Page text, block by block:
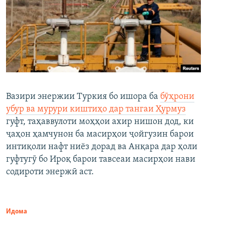
Вазири энержии Туркия бо ишора ба бӯҳрони
убур ва мурури киштиҳо дар тангаи Ҳурмуз
гуфт, таҳаввулоти моҳҳои ахир нишон дод, ки
ҷаҳон ҳамчунон ба масирҳои ҷойгузин барои
интиқоли нафт ниёз дорад ва Анқара дар ҳоли
гуфтугӯ бо Ироқ барои тавсеаи масирҳои нави
содироти энержӣ аст.
Идома